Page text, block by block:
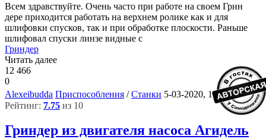
Всем здравствуйте. Очень часто при работе на своем Грин
дере приходится работать на верхнем ролике как и для
шлифовки спусков, так и при обработке плоскости. Раньше
шлифовал спуски линзе видные с
Гриндер
Читать далее
12 466
0
Alexeibudda Приспособления /Станки 5-03-2020, 15:29 6
Рейтинг: 7.75 из 10
Гриндер из двигателя насоса Агидель